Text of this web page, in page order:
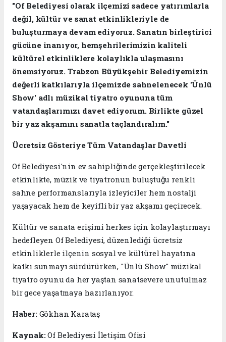
"Of Belediyesi olarak ilçemizi sadece yatırımlarla
değil, kültür ve sanat etkinlikleriyle de
buluşturmaya devam ediyoruz. Sanatın birleştirici
gücüne inanıyor, hemşehrilerimizin kaliteli
kültürel etkinliklere kolaylıkla ulaşmasını
önemsiyoruz. Trabzon Büyükşehir Belediyemizin
değerli katkılarıyla ilçemizde sahnelenecek 'Ünlü
Show' adlı müzikal tiyatro oyununa tüm
vatandaşlarımızı davet ediyorum. Birlikte güzel
bir yaz akşamını sanatla taçlandıralım."
Ücretsiz Gösteriye Tüm Vatandaşlar Davetli
Of Belediyesi'nin ev sahipliğinde gerçekleştirilecek
etkinlikte, müzik ve tiyatronun buluştuğu renkli
sahne performanslarıyla izleyiciler hem nostalji
yaşayacak hem de keyifli bir yaz akşamı geçirecek.
Kültür ve sanata erişimi herkes için kolaylaştırmayı
hedefleyen Of Belediyesi, düzenlediği ücretsiz
etkinliklerle ilçenin sosyal ve kültürel hayatına
katkı sunmayı sürdürürken, "Ünlü Show" müzikal
tiyatro oyunu da her yaştan sanatsevere unutulmaz
bir gece yaşatmaya hazırlanıyor.
Haber:Gökhan Karataş
Kaynak:Of Belediyesi İletişim Ofisi